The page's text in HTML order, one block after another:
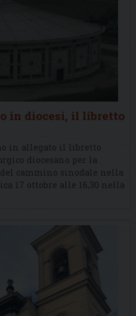
in diocesi, il libretto
in allegato il libretto
diocesano per la
cammino sinodale nella
17 ottobre alle 16,30 nella